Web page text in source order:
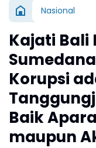
Nasional
Kajati Bali
Korupsi
Baik
maupun